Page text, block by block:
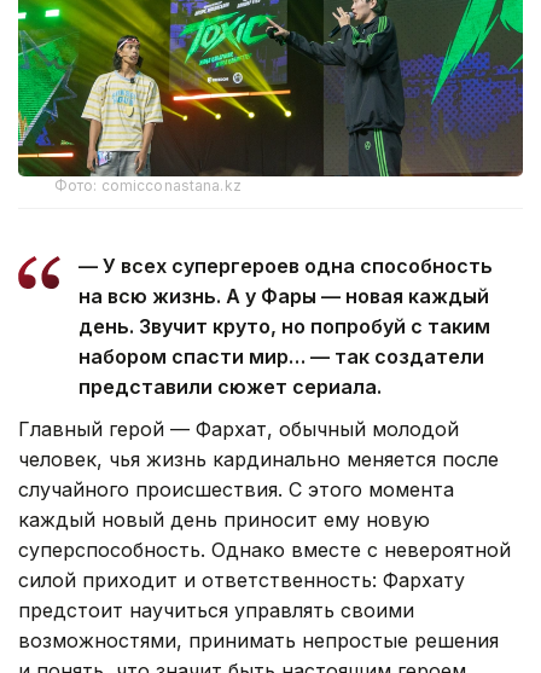
Фото: comicconastana.kz
— У всех супергероев одна способность
на всю жизнь. А у Фары — новая каждый
день. Звучит круто, но попробуй с таким
набором спасти мир… — так создатели
представили сюжет сериала.
Главный герой — Фархат, обычный молодой
человек, чья жизнь кардинально меняется после
случайного происшествия. С этого момента
каждый новый день приносит ему новую
суперспособность. Однако вместе с невероятной
силой приходит и ответственность: Фархату
предстоит научиться управлять своими
возможностями, принимать непростые решения